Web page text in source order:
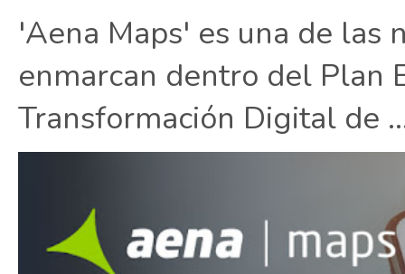
'Aena Maps' es una de las
enmarcan dentro del Plan
Transformación Digital de